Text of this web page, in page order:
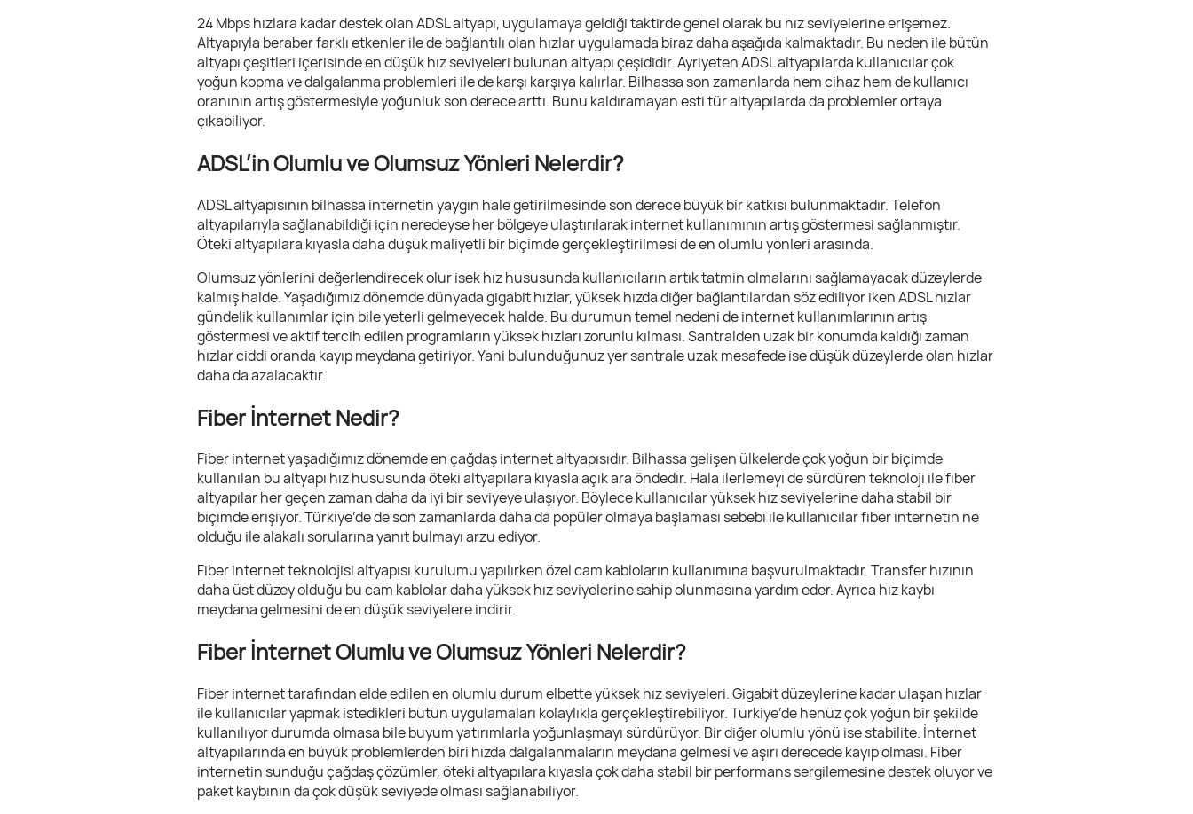
24 Mbps hızlara kadar destek olan ADSL altyapı, uygulamaya geldiği taktirde genel olarak bu hız seviyelerine erişemez.
Altyapıyla beraber farklı etkenler ile de bağlantılı olan hızlar uygulamada biraz daha aşağıda kalmaktadır. Bu neden ile bütün
altyapı çeşitleri içerisinde en düşük hız seviyeleri bulunan altyapı çeşididir. Ayriyeten ADSL altyapılarda kullanıcılar çok
yoğun kopma ve dalgalanma problemleri ile de karşı karşıya kalırlar. Bilhassa son zamanlarda hem cihaz hem de kullanıcı
oranının artış göstermesiyle yoğunluk son derece arttı. Bunu kaldıramayan esti tür altyapılarda da problemler ortaya
çıkabiliyor.
ADSL’in Olumlu ve Olumsuz Yönleri Nelerdir?
ADSL altyapısının bilhassa internetin yaygın hale getirilmesinde son derece büyük bir katkısı bulunmaktadır. Telefon
altyapılarıyla sağlanabildiği için neredeyse her bölgeye ulaştırılarak internet kullanımının artış göstermesi sağlanmıştır.
Öteki altyapılara kıyasla daha düşük maliyetli bir biçimde gerçekleştirilmesi de en olumlu yönleri arasında.
Olumsuz yönlerini değerlendirecek olur isek hız hususunda kullanıcıların artık tatmin olmalarını sağlamayacak düzeylerde
kalmış halde. Yaşadığımız dönemde dünyada gigabit hızlar, yüksek hızda diğer bağlantılardan söz ediliyor iken ADSL hızlar
gündelik kullanımlar için bile yeterli gelmeyecek halde. Bu durumun temel nedeni de internet kullanımlarının artış
göstermesi ve aktif tercih edilen programların yüksek hızları zorunlu kılması. Santralden uzak bir konumda kaldığı zaman
hızlar ciddi oranda kayıp meydana getiriyor. Yani bulunduğunuz yer santrale uzak mesafede ise düşük düzeylerde olan hızlar
daha da azalacaktır.
Fiber İnternet Nedir?
Fiber internet yaşadığımız dönemde en çağdaş internet altyapısıdır. Bilhassa gelişen ülkelerde çok yoğun bir biçimde
kullanılan bu altyapı hız hususunda öteki altyapılara kıyasla açık ara öndedir. Hala ilerlemeyi de sürdüren teknoloji ile fiber
altyapılar her geçen zaman daha da iyi bir seviyeye ulaşıyor. Böylece kullanıcılar yüksek hız seviyelerine daha stabil bir
biçimde erişiyor. Türkiye’de de son zamanlarda daha da popüler olmaya başlaması sebebi ile kullanıcılar fiber internetin ne
olduğu ile alakalı sorularına yanıt bulmayı arzu ediyor.
Fiber internet teknolojisi altyapısı kurulumu yapılırken özel cam kabloların kullanımına başvurulmaktadır. Transfer hızının
daha üst düzey olduğu bu cam kablolar daha yüksek hız seviyelerine sahip olunmasına yardım eder. Ayrıca hız kaybı
meydana gelmesini de en düşük seviyelere indirir.
Fiber İnternet Olumlu ve Olumsuz Yönleri Nelerdir?
Fiber internet tarafından elde edilen en olumlu durum elbette yüksek hız seviyeleri. Gigabit düzeylerine kadar ulaşan hızlar
ile kullanıcılar yapmak istedikleri bütün uygulamaları kolaylıkla gerçekleştirebiliyor. Türkiye’de henüz çok yoğun bir şekilde
kullanılıyor durumda olmasa bile buyum yatırımlarla yoğunlaşmayı sürdürüyor. Bir diğer olumlu yönü ise stabilite. İnternet
altyapılarında en büyük problemlerden biri hızda dalgalanmaların meydana gelmesi ve aşırı derecede kayıp olması. Fiber
internetin sunduğu çağdaş çözümler, öteki altyapılara kıyasla çok daha stabil bir performans sergilemesine destek oluyor ve
paket kaybının da çok düşük seviyede olması sağlanabiliyor.